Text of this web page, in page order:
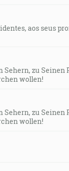
aos seus
Sehern, zu
wollen!
Sehern, zu
wollen!